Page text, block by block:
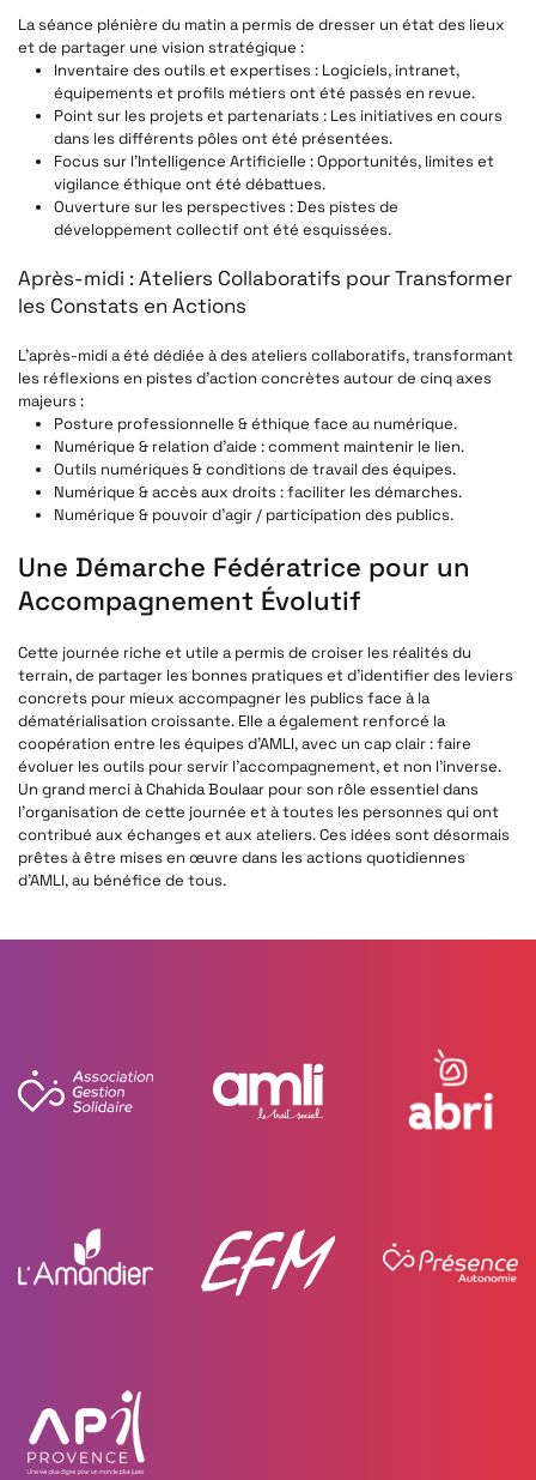
La séance plénière du matin a permis de dresser un état des lieux
et de partager une vision stratégique :
Inventaire des outils et expertises: Logiciels, intranet,
équipements et profils métiers ont été passés en revue.
Point sur les projets et partenariats: Les initiatives en cours
dans les différents pôles ont été présentées.
Focus sur l’Intelligence Artificielle : Opportunités, limites et
vigilance éthique ont été débattues.
Ouverture sur les perspectives: Des pistes de
développement collectif ont été esquissées.
Après-midi : Ateliers Collaboratifs pour Transformer
les Constats en Actions
L’après-midi a été dédiée à des ateliers collaboratifs, transformant
les réflexions en pistes d’action concrètes autour de cinq axes
majeurs :
Posture professionnelle & éthique face au numérique.
Numérique & relation d’aide : comment maintenir le lien.
Outils numériques & conditions de travaildes équipes.
Numérique & accès aux droits: faciliter les démarches.
Numérique & pouvoir d’agir / participation des publics.
Une Démarche Fédératrice pour un
Accompagnement Évolutif
Cette journée riche et utile a permis de croiser les réalités du
terrain, de partager les bonnes pratiques et d’identifier des leviers
concrets pour mieux accompagner les publics face à la
dématérialisation croissante. Elle a également renforcé la
coopération entre les équipes d’AMLI, avec un cap clair : faire
évoluer les outils pour servir l’accompagnement, et non l’inverse.
Un grand merci à Chahida Boulaar pour son rôle essentiel dans
l’organisation de cette journée et à toutes les personnes qui ont
contribué aux échanges et aux ateliers. Ces idées sont désormais
prêtes à être mises en œuvre dans les actions quotidiennes
d’AMLI, au bénéfice de tous.